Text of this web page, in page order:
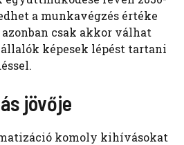
a munkavégzés értéke
azonban csak akkor válhat
képesek lépést tartani
jövője
komoly kihívásokat